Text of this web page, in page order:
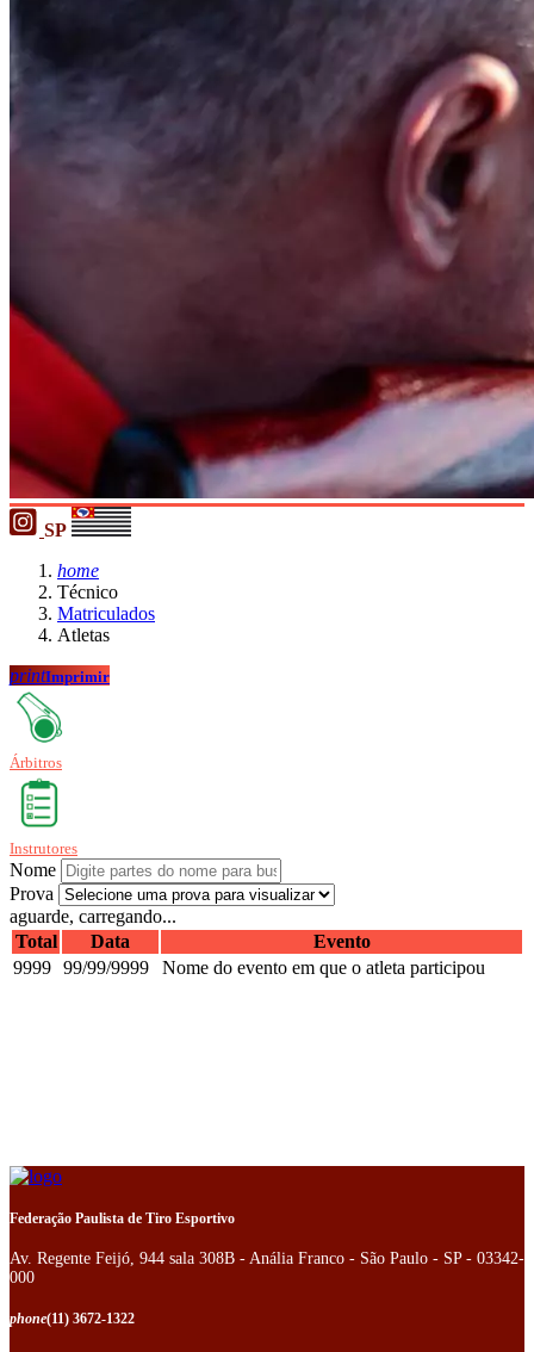
SP
home
Técnico
Matriculados
Atletas
printImprimir
Árbitros
Instrutores
Nome
Prova
aguarde, carregando...
Total
Data
Evento
9999 99/99/9999 Nome do evento em que o atleta participou
Federação Paulista de Tiro Esportivo
Av. Regente Feijó, 944 sala 308B - Anália Franco - São Paulo - SP - 03342-
000
phone(11) 3672-1322